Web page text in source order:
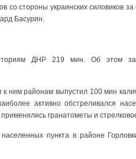
стороны украинских силовиков за
Басурин.
ДНР 219 мин. Об этом
ним районам выпустил 100 мин
активно обстреливался
гранатометы и
пункта в районе